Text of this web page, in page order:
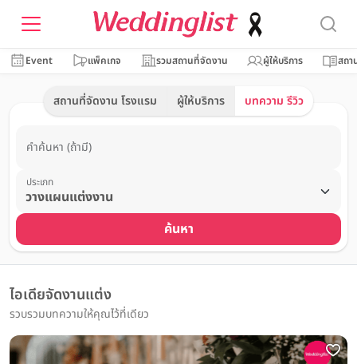
Event แพ็คเกจ รวมสถานที่จัดงาน ผู้ให้บริการ สถา
สถานที่จัดงาน โรงแรม ผู้ให้บริการ บทความ รีวิว
คำค้นหา (ถ้ามี)
ประเภท
ค้นหา
ไอเดียจัดงานแต่ง
รวบรวมบทความให้คุณไว้ที่เดียว